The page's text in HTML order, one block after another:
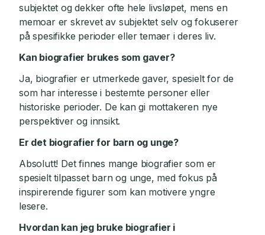
subjektet og dekker ofte hele livsløpet, mens en
memoar er skrevet av subjektet selv og fokuserer
på spesifikke perioder eller temaer i deres liv.
Kan biografier brukes som gaver?
Ja, biografier er utmerkede gaver, spesielt for de
som har interesse i bestemte personer eller
historiske perioder. De kan gi mottakeren nye
perspektiver og innsikt.
Er det biografier for barn og unge?
Absolutt! Det finnes mange biografier som er
spesielt tilpasset barn og unge, med fokus på
inspirerende figurer som kan motivere yngre
lesere.
Hvordan kan jeg bruke biografier i